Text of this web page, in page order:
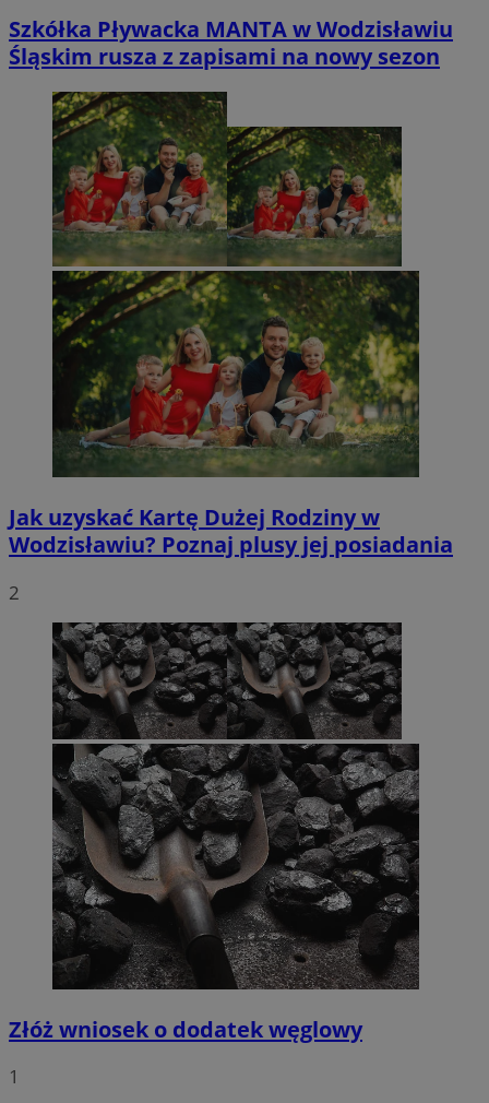
Szkółka Pływacka MANTA w Wodzisławiu
Śląskim rusza z zapisami na nowy sezon
Jak uzyskać Kartę Dużej Rodziny w
Wodzisławiu? Poznaj plusy jej posiadania
2
Złóż wniosek o dodatek węglowy
1